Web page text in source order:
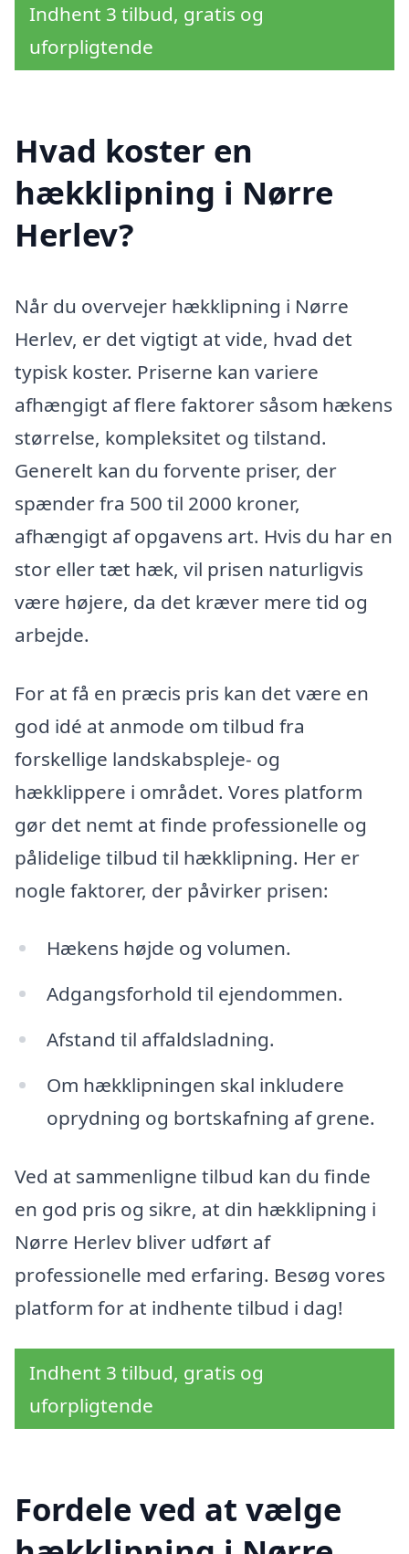
Indhent 3 tilbud, gratis og
uforpligtende
Hvad koster en
hækklipning i Nørre
Herlev?
Når du overvejer hækklipning i Nørre
Herlev, er det vigtigt at vide, hvad det
typisk koster. Priserne kan variere
afhængigt af flere faktorer såsom hækens
størrelse, kompleksitet og tilstand.
Generelt kan du forvente priser, der
spænder fra 500 til 2000 kroner,
afhængigt af opgavens art. Hvis du har en
stor eller tæt hæk, vil prisen naturligvis
være højere, da det kræver mere tid og
arbejde.
For at få en præcis pris kan det være en
god idé at anmode om tilbud fra
forskellige landskabspleje- og
hækklippere i området. Vores platform
gør det nemt at finde professionelle og
pålidelige tilbud til hækklipning. Her er
nogle faktorer, der påvirker prisen:
Hækens højde og volumen.
Adgangsforhold til ejendommen.
Afstand til affaldsladning.
Om hækklipningen skal inkludere
oprydning og bortskafning af grene.
Ved at sammenligne tilbud kan du finde
en god pris og sikre, at din hækklipning i
Nørre Herlev bliver udført af
professionelle med erfaring. Besøg vores
platform for at indhente tilbud i dag!
Indhent 3 tilbud, gratis og
uforpligtende
Fordele ved at vælge